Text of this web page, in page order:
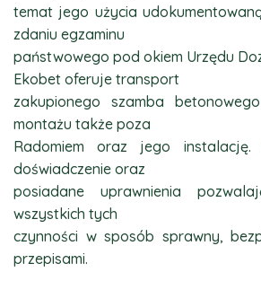
temat jego użycia
zdaniu egzaminu
państwowego pod okiem Urzędu
Ekobet oferuje transport
zakupionego szamba
montażu także poza
Radomiem oraz jego instalację.
doświadczenie oraz
posiadane uprawnienia
wszystkich tych
czynności w sposób sprawny,
przepisami.